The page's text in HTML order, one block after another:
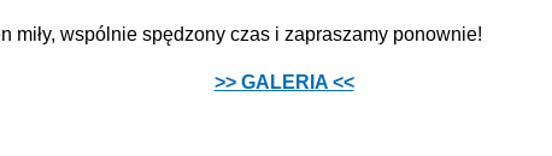
miły, wspólnie spędzony czas i zapraszamy ponownie!
>> GALERIA <<